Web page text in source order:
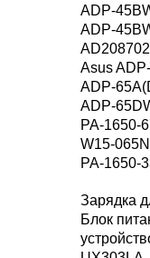
ADP-
ADP-
Asus
ADP-
ADP-
PA-1650-
W15-
PA-1650-
Зарядка
Блок